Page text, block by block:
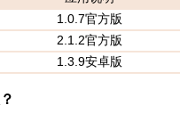
1.0.7官方版
2.1.2官方版
1.3.9安卓版